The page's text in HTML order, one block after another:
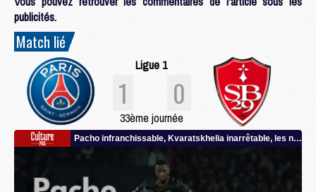
publicités.
Match lié
Ligue 1
1 0
33ème journée